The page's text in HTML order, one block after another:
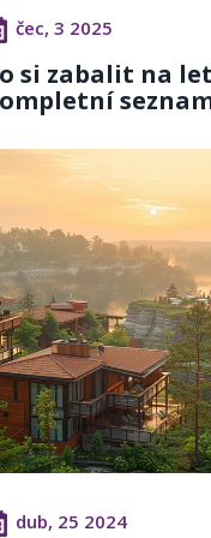
čec, 3 2025
si zabalit na
dub, 25 2024